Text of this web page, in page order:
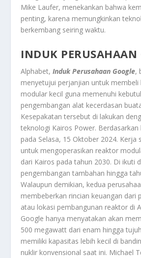
Mike Laufer, menekankan bahwa
penting, karena memungkinkan
berkembang seiring waktu.
INDUK PERUSAHAAN
Alphabet,Induk Perusahaan Google,
menyetujui perjanjian untuk
modular kecil guna memenuhi
pengembangan alat kecerdasan
Kesepakatan tersebut di lakukan
teknologi Kairos Power. Berdasarkan
pada Selasa, 15 Oktober 2024. Kerja
untuk mengoperasikan reaktor
dari Kairos pada tahun 2030. Di ikuti
pengembangan tambahan hingga
Walaupun demikian, kedua
membeberkan rincian keuangan dari
atau lokasi pembangunan reaktor di
Google hanya menyatakan akan
500 megawatt dari enam hingga
memiliki kapasitas lebih kecil di
nuklir konvensional saat ini. Michael